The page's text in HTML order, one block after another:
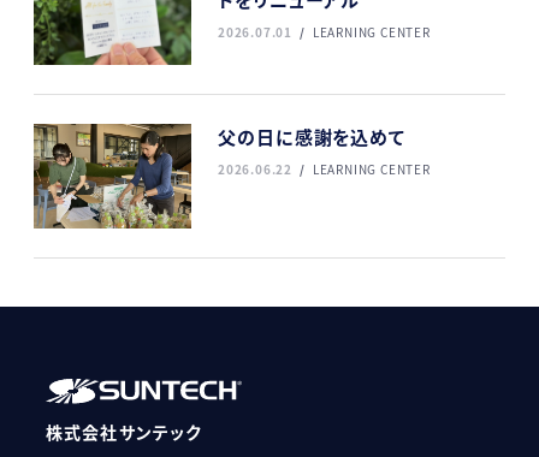
2026.07.01 LEARNING CENTER
父の日に感謝を込めて
2026.06.22 LEARNING CENTER
株式会社サンテック